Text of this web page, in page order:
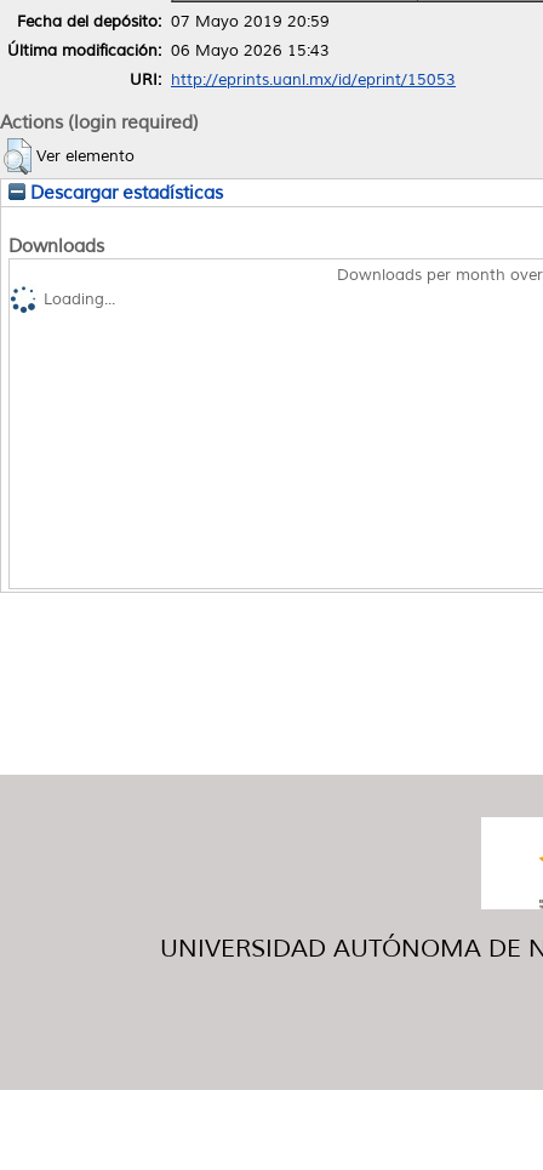
Fecha del depósito: 07 Mayo 2019 20:59
Última modificación: 06 Mayo 2026 15:43
URI: http://eprints.uanl.mx/id/eprint/15053
Actions (login required)
Ver elemento
Descargar estadísticas
Downloads
Downloads per month
Loading...
UNIVERSIDAD AUTÓNOMA DE